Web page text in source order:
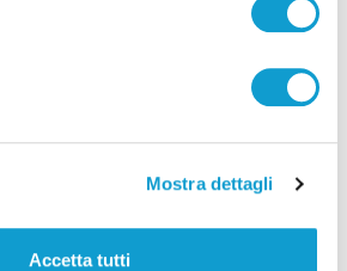
Mostra dettagli
Accetta tutti